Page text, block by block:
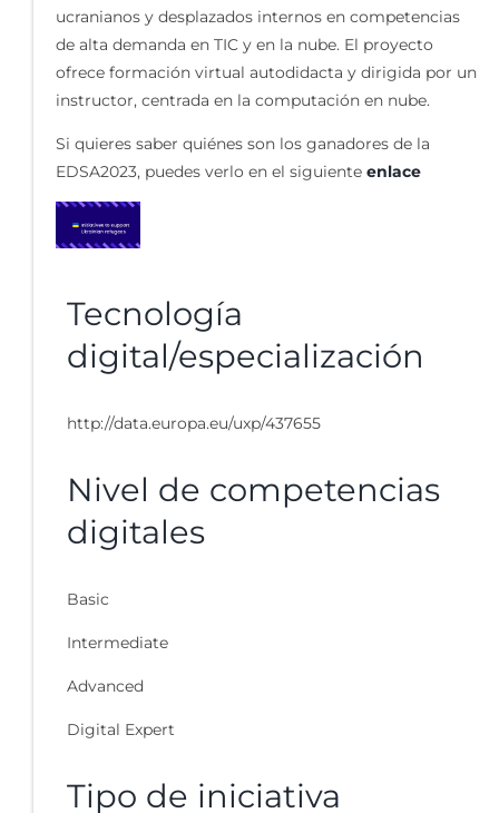
ucranianos y desplazados internos en competencias
de alta demanda en TIC y en la nube. El proyecto
ofrece formación virtual autodidacta y dirigida por un
instructor, centrada en la computación en nube.
Si quieres saber quiénes son los ganadores de la
EDSA2023, puedes verlo en el siguiente enlace
Tecnología
digital/especialización
http://data.europa.eu/uxp/437655
Nivel de competencias
digitales
Basic
Intermediate
Advanced
Digital Expert
Tipo de iniciativa